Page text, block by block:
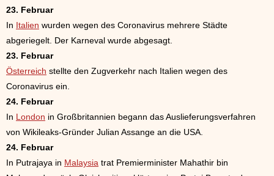
23. Februar
In Italien wurden wegen des Coronavirus mehrere Städte
abgeriegelt. Der Karneval wurde abgesagt.
23. Februar
Österreich stellte den Zugverkehr nach Italien wegen des
Coronavirus ein.
24. Februar
In London in Großbritannien begann das Auslieferungsverfahren
von Wikileaks-Gründer Julian Assange an die USA.
24. Februar
In Putrajaya in Malaysia trat Premierminister Mahathir bin